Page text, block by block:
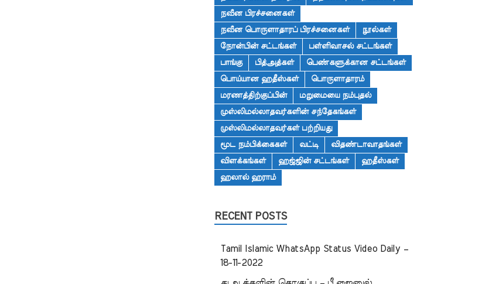
நவீன பிரச்சனைகள்
நவீன பொருளாதாரப் பிரச்சனைகள்
நூல்கள்
நோன்பின் சட்டங்கள்
பள்ளிவாசல் சட்டங்கள்
பாங்கு
பித்அத்கள்
பெண்களுக்கான சட்டங்கள்
பொய்யான ஹதீஸ்கள்
பொருளாதாரம்
மரணத்திற்குப்பின்
மறுமையை நம்புதல்
முஸ்லிமல்லாதவர்களின் சந்தேகங்கள்
முஸ்லிமல்லாதவர்கள் பற்றியது
மூட நம்பிக்கைகள்
வட்டி
விதண்டாவாதங்கள்
விளக்கங்கள்
ஹஜ்ஜின் சட்டங்கள்
ஹதீஸ்கள்
ஹலால் ஹராம்
RECENT POSTS
Tamil Islamic WhatsApp Status Video Daily –
18-11-2022